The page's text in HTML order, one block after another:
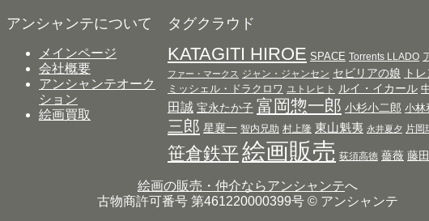
アンシャンテについて
メインページ
会社概要
アンシャンテオーク
ション
絵画買取
タグクラウド
KATAGITI HIROE SPACE Torrents LLADO
ファー・マークス ジャン・ジャンセン セビリアの娘 ト
ミッシェル・ドラクロワ ユトレヒト ルイ・イカール
田誠 宝永たか子 富岡惣一郎 小杉小二郎 小林
三郎 星襄一 智内兄助 村上隆 東山魁夷 永井夏夕 片岡
笹倉鉄平 絵画販売 荻須高徳 薔薇 藤
絵画の販売・仲介ならアンシャンテへ
古物商許可番号 第461220000399号 © アンシャンテ